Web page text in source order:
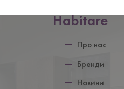
Нижній
Habitare
Про нас
Бренди
Новини